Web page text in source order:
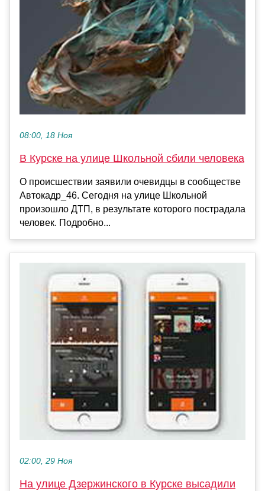
08:00, 18 Ноя
В Курске на улице Школьной сбили человека
О происшествии заявили очевидцы в сообществе
Автокадр_46. Сегодня на улице Школьной
произошло ДТП, в результате которого пострадала
человек. Подробно...
02:00, 29 Ноя
На улице Дзержинского в Курске высадили